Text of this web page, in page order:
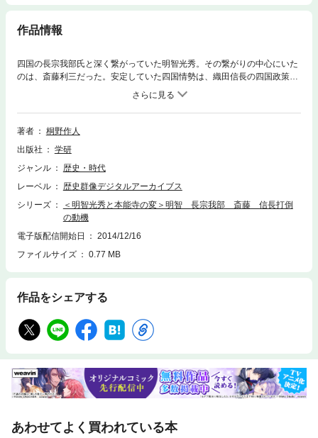
作品情報
四国の長宗我部氏と深く繋がっていた明智光秀。その繋がりの中心にいた
のは、斎藤利三だった。安定していた四国情勢は、織田信長の四国政策の
転換によって急変する。光秀の謀反は、ここにおいて決定的となったの
著者
桐野作人
出版社
学研
ジャンル
歴史・時代
レーベル
歴史群像デジタルアーカイブス
シリーズ
＜明智光秀と本能寺の変＞明智 長宗我部 斎藤 信長打倒
の動機
電子版配信開始日
2014/12/16
ファイルサイズ
0.77 MB
作品をシェアする
あわせてよく買われている本